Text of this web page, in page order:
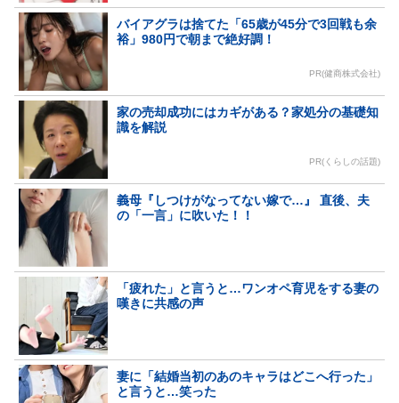
バイアグラは捨てた「65歳が45分で3回戦も余
裕」980円で朝まで絶好調！
PR(健商株式会社)
家の売却成功にはカギがある？家処分の基礎知
識を解説
PR(くらしの話題)
義母『しつけがなってない嫁で…』 直後、夫
の「一言」に吹いた！！
「疲れた」と言うと…ワンオペ育児をする妻の
嘆きに共感の声
妻に「結婚当初のあのキャラはどこへ行った」
と言うと…笑った